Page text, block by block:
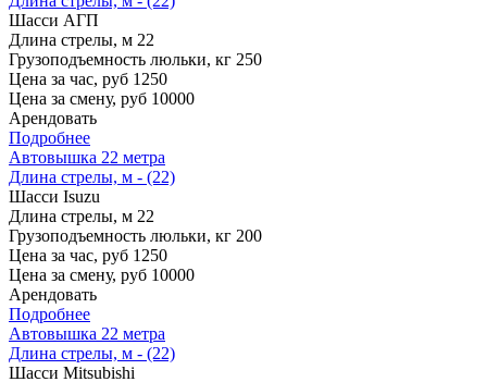
Шасси АГП
Длина стрелы, м 22
Грузоподъемность люльки, кг 250
Цена за час, руб 1250
Цена за смену, руб 10000
Арендовать
Подробнее
Автовышка 22 метра
Длина стрелы, м - (22)
Шасси Isuzu
Длина стрелы, м 22
Грузоподъемность люльки, кг 200
Цена за час, руб 1250
Цена за смену, руб 10000
Арендовать
Подробнее
Автовышка 22 метра
Длина стрелы, м - (22)
Шасси Mitsubishi